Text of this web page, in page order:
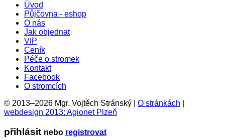
Úvod
Půjčovna - eshop
O nás
Jak objednat
VIP
Ceník
Péče o stromek
Kontakt
Facebook
O stromcích
© 2013–2026 Mgr. Vojtěch Stránský | O stránkách
webdesign 2013: Agionet Plzeň
přihlásit nebo registrovat